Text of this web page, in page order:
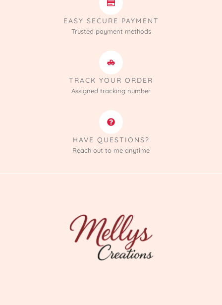
EASY SECURE PAYMENT
Trusted payment methods
TRACK YOUR ORDER
Assigned tracking number
HAVE QUESTIONS?
Reach out to me anytime